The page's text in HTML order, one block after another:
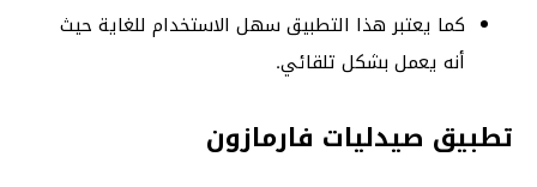
كما يعتبر هذا التطبيق سهل الاستخدام للغاية حيث
أنه يعمل بشكل تلقائي.
تطبيق صيدليات فارمازون